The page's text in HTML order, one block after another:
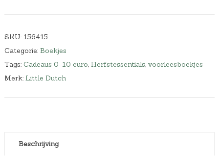
SKU: 156415
Categorie: Boekjes
Tags: Cadeaus 0-10 euro, Herfstessentials, voorleesboekjes
Merk: Little Dutch
Beschrijving